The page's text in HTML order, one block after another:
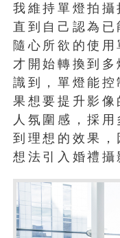
我維持單燈拍攝
直到自己認為
隨心所欲的使
才開始轉換到
識到，單燈能
果想要提升影
人氛圍感，採
到理想的效果
想法引入婚禮攝